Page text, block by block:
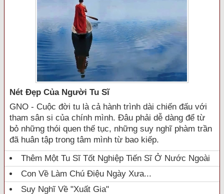
Nét Đẹp Của Người Tu Sĩ
GNO - Cuộc đời tu là cả hành trình dài chiến đấu với
tham sân si của chính mình. Đâu phải dễ dàng để từ
bỏ những thói quen thế tục, những suy nghĩ phàm trần
đã huân tập trong tâm mình từ bao kiếp.
Thêm Một Tu Sĩ Tốt Nghiệp Tiến Sĩ Ở Nước Ngoài
Con Về Làm Chú Điệu Ngày Xưa...
Suy Nghĩ Về "xuất Gia"